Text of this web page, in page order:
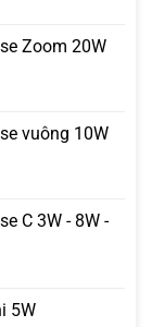
Zoom 20W
vuông 10W
C 3W - 8W -
5W